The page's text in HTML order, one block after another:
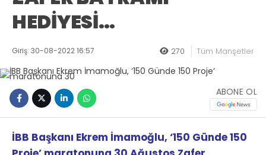
HEDİYESİ…
Giriş: 30-08-2022 16:57 270 Tüm Manşetler
ABONE OL
İBB Başkanı Ekrem İmamoğlu, ‘150 Günde 150